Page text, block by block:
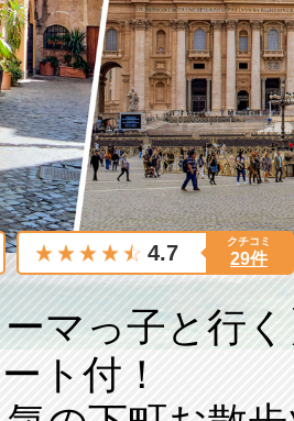
マっ子と行く
ト付！
4.7 クチコミ
29件